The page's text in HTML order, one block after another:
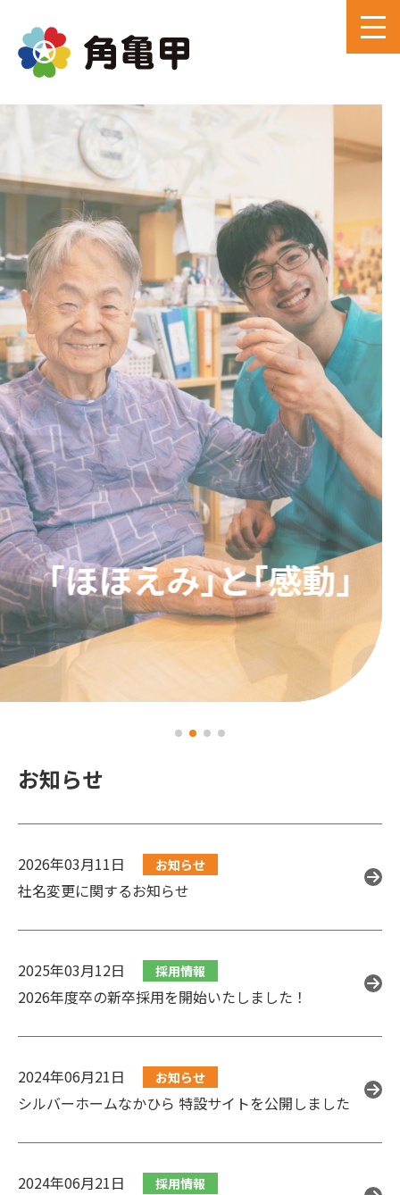
「ほほえみ｣と｢感動」
お知らせ
2026年03月11日 お知らせ
社名変更に関するお知らせ
2025年03月12日 採用情報
2026年度卒の新卒採用を開始いたしました！
2024年06月21日 お知らせ
シルバーホームなかひら 特設サイトを公開しました
2024年06月21日 採用情報